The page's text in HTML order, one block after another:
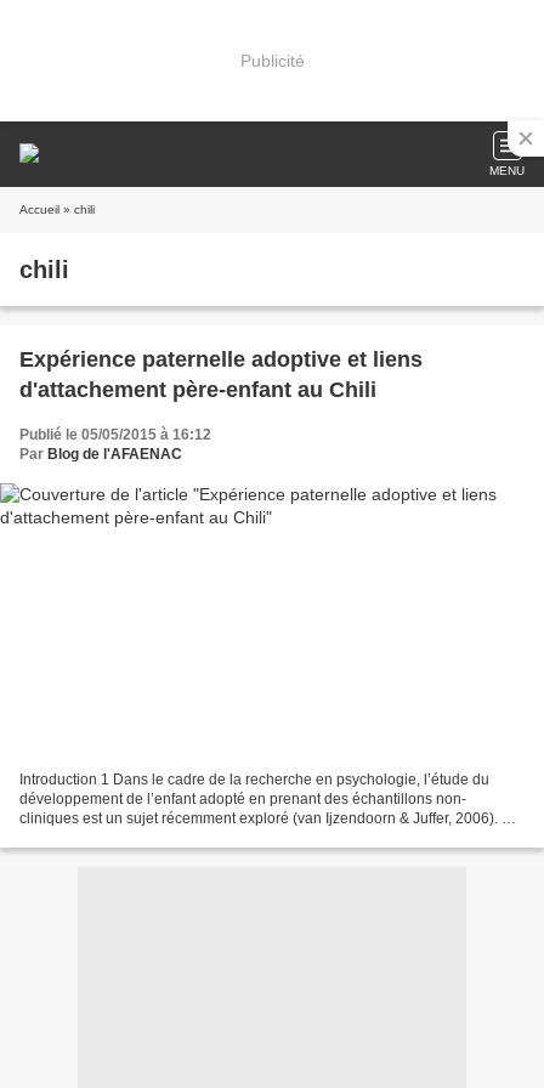
Publicité
MENU
Accueil » chili
chili
Expérience paternelle adoptive et liens
d'attachement père-enfant au Chili
Publié le 05/05/2015 à 16:12
Par Blog de l'AFAENAC
Introduction 1 Dans le cadre de la recherche en psychologie, l’étude du
développement de l’enfant adopté en prenant des échantillons non-
cliniques est un sujet récemment exploré (van Ijzendoorn & Juffer, 2006). De